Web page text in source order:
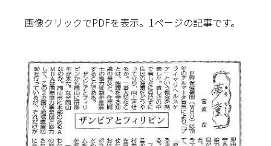
画像クリックでPDFを表示。1ページの記事です。